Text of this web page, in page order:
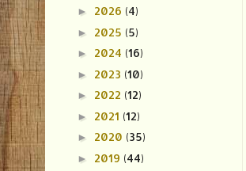
► 2026 (4)
► 2025 (5)
► 2024 (16)
► 2023 (10)
► 2022 (12)
► 2021 (12)
► 2020 (35)
► 2019 (44)